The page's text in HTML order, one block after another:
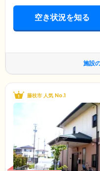
空き状況を知る
施設
藤枝市 人気 No.1